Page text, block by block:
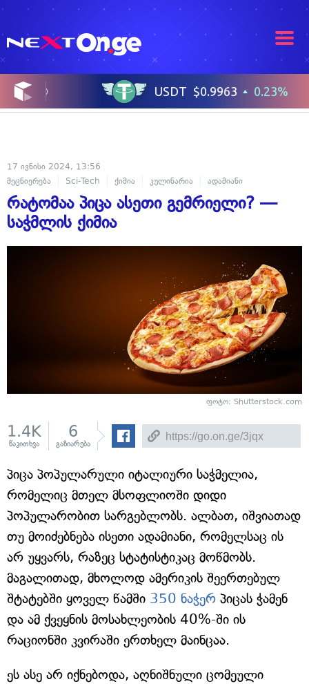
17 ივნისი 2024, 13:56
მეცნიერება
Sci-Tech ქიმია კულინარია ადამიანი
რატომაა პიცა ასეთი გემრიელი? —
საჭმლის ქიმია
ფოტო: Shutterstock.com
1.4K
წაკითხვა
6
გაზიარება
პიცა პოპულარული იტალიური საჭმელია,
რომელიც მთელ მსოფლიოში დიდი
პოპულარობით სარგებლობს. ალბათ, იშვიათად
თუ მოიძებნება ისეთი ადამიანი, რომელსაც ის
არ უყვარს, რაზეც სტატისტიკაც მოწმობს.
მაგალითად, მხოლოდ ამერიკის შეერთებულ
შტატებში ყოველ წამში 350 ნაჭერ პიცას ჭამენ
და ამ ქვეყნის მოსახლეობის 40%-ში ის
რაციონში კვირაში ერთხელ მაინცაა.
ეს ასე არ იქნებოდა, აღნიშნული ცომეული